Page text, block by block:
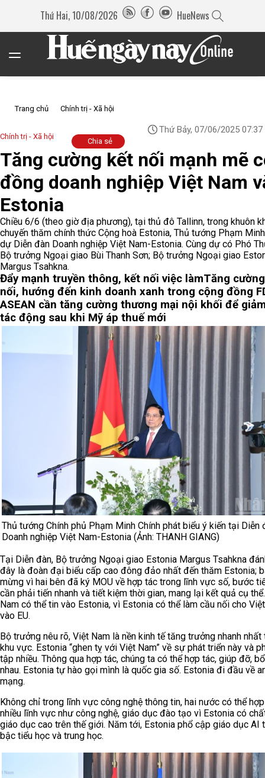
Thứ Hai, 10/08/2026 HueNews
Trang chủ Chính trị - Xã hội
Chính trị - Xã hội
Thứ Bảy, 07/06/2025 07:37
Chia sẻ
Tăng cường kết nối mạnh mẽ
đồng doanh nghiệp Việt Nam
Estonia
Chiều 6/6 (theo giờ địa phương), tại thủ đô Tallinn, trong khuôn
chuyến thăm chính thức Cộng hoà Estonia, Thủ tướng Phạm
dự Diễn đàn Doanh nghiệp Việt Nam-Estonia. Cùng dự có Phó
Bộ trưởng Ngoại giao Bùi Thanh Sơn; Bộ trưởng Ngoại giao
Margus Tsahkna.
Đẩy mạnh truyền thông, kết nối việc làmTăng
nối, hướng đến kinh doanh xanh trong cộng đồng
ASEAN cần tăng cường thương mại nội khối để
tác động sau khi Mỹ áp thuế mới
Thủ tướng Chính phủ Phạm Minh Chính phát biểu ý kiến tại Diễn
Doanh nghiệp Việt Nam-Estonia (Ảnh: THANH GIANG)
Tại Diễn đàn, Bộ trưởng Ngoại giao Estonia Margus Tsahkna
đây là đoàn đại biểu cấp cao đông đảo nhất đến thăm Estonia;
mừng vì hai bên đã ký MOU về hợp tác trong lĩnh vực số, bước
cần phải tiến nhanh và tiết kiệm thời gian, mang lại kết quả cụ
Nam có thể tin vào Estonia, vì Estonia có thể làm cầu nối cho
vào EU.
Bộ trưởng nêu rõ, Việt Nam là nền kinh tế tăng trưởng nhanh nhất
khu vực. Estonia “ghen tỵ với Việt Nam” về sự phát triển này và
tập nhiều. Thông qua hợp tác, chúng ta có thể hợp tác, giúp đỡ,
nhau. Estonia tự hào gọi mình là quốc gia số. Estonia đi đầu về
mạng.
Không chỉ trong lĩnh vực công nghệ thông tin, hai nước có thể
nhiều lĩnh vực như công nghệ, giáo dục đào tạo vì Estonia có
giáo dục cao trên thế giới. Năm tới, Estonia phổ cập giáo dục AI
bậc tiểu học và trung học.